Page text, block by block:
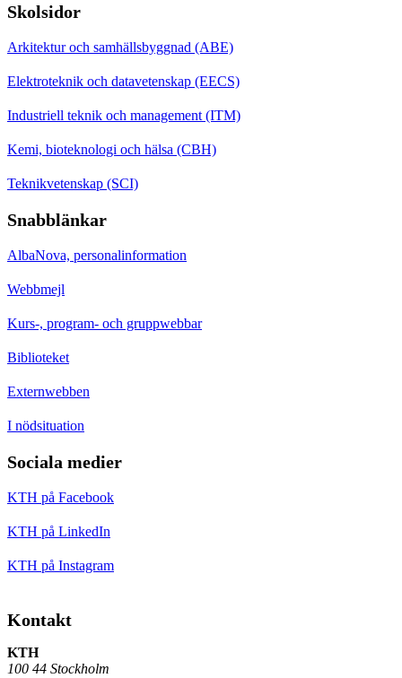
Skolsidor
Arkitektur och samhällsbyggnad (ABE)
Elektroteknik och datavetenskap (EECS)
Industriell teknik och management (ITM)
Kemi, bioteknologi och hälsa (CBH)
Teknikvetenskap (SCI)
Snabblänkar
AlbaNova, personalinformation
Webbmejl
Kurs-, program- och gruppwebbar
Biblioteket
Externwebben
I nödsituation
Sociala medier
KTH på Facebook
KTH på LinkedIn
KTH på Instagram
Kontakt
KTH
100 44 Stockholm